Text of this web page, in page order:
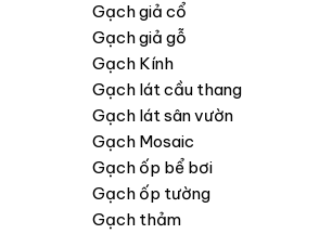
Gạch giả cổ
Gạch giả gỗ
Gạch Kính
Gạch lát cầu thang
Gạch lát sân vườn
Gạch Mosaic
Gạch ốp bể bơi
Gạch ốp tường
Gạch thảm